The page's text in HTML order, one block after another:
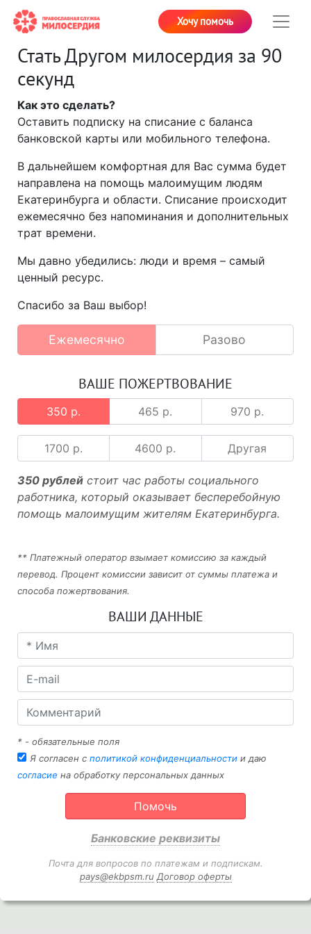
Хочу помочь
Стать Другом милосердия за 90
секунд
Как это сделать?
Оставить подписку на списание с баланса
банковской карты или мобильного телефона.
В дальнейшем комфортная для Вас сумма будет
направлена на помощь малоимущим людям
Екатеринбурга и области. Списание происходит
ежемесячно без напоминания и дополнительных
трат времени.
Мы давно убедились: люди и время – самый
ценный ресурс.
Спасибо за Ваш выбор!
Ежемесячно Разово
ВАШЕ ПОЖЕРТВОВАНИЕ
350 р. 465 р. 970 р.
1700 р. 4600 р. Другая
350 рублей стоит час работы социального
работника, который оказывает бесперебойную
помощь малоимущим жителям Екатеринбурга.
** Платежный оператор взымает комиссию за каждый
перевод. Процент комиссии зависит от суммы платежа и
способа пожертвования.
ВАШИ ДАННЫЕ
* - обязательные поля
Я согласен с политикой конфиденциальности и даю
согласие на обработку персональных данных
Помочь
Банковские реквизиты
Почта для вопросов по платежам и подпискам.
pays@ekbpsm.ru Договор оферты